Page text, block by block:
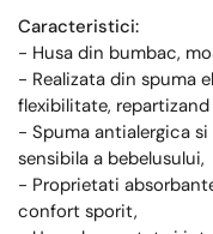
Caracteristici:
- Husa din bumbac,
- Realizata din spuma
flexibilitate,
- Spuma antialergica
sensibila a bebelusului,
- Proprietati
confort sporit,